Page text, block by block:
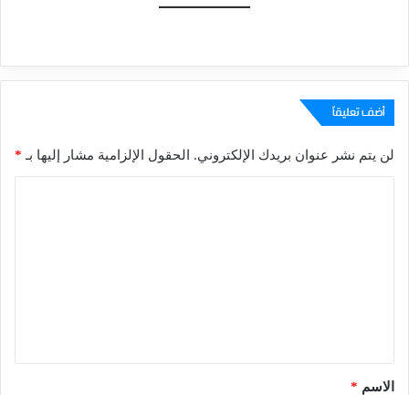
أضف تعليقاً
لن يتم نشر عنوان بريدك الإلكتروني. الحقول الإلزامية مشار إليها بـ *
*الاسم *